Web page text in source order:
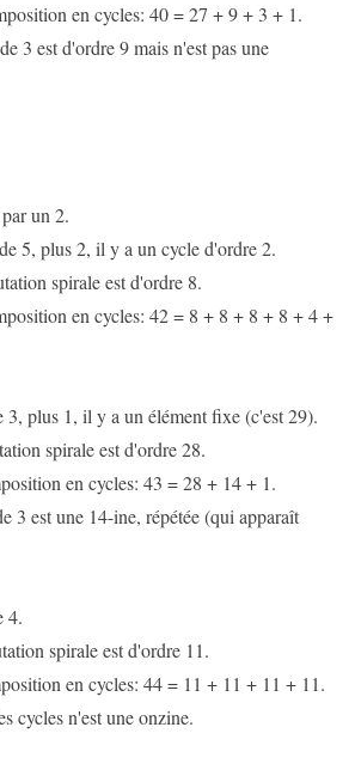
en cycles: 40 = 27 + 9 + 3 + 1.
d'ordre 9 mais n'est pas une
un 2.
2, il y a un cycle d'ordre 2.
spirale est d'ordre 8.
en cycles: 42 = 8 + 8 + 8 + 8 + 4 +
plus 1, il y a un élément fixe (c'est 29).
spirale est d'ordre 28.
en cycles: 43 = 28 + 14 + 1.
une 14-ine, répétée (qui apparaît
4.
spirale est d'ordre 11.
en cycles: 44 = 11 + 11 + 11 + 11.
n'est une onzine.